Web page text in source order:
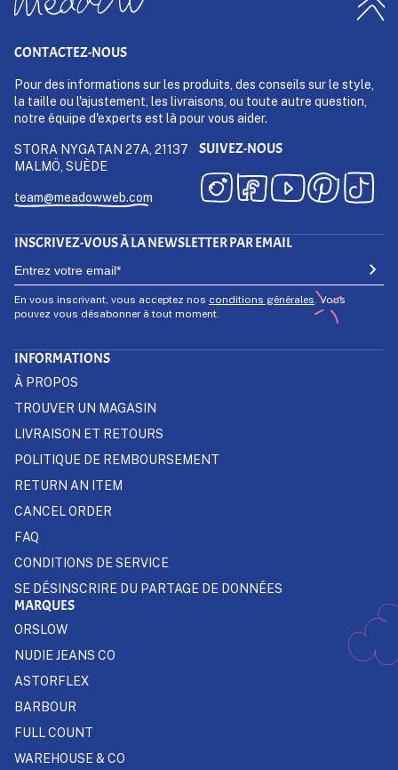
CONTACTEZ-NOUS
Pour des informations sur les produits, des conseils sur le style,
la taille ou l'ajustement, les livraisons, ou toute autre question,
notre équipe d'experts est là pour vous aider.
STORA NYGATAN 27A, 21137
MALMÖ, SUÈDE
team@meadowweb.com
SUIVEZ-NOUS
INSCRIVEZ-VOUS À LA NEWSLETTER PAR EMAIL
En vous inscrivant, vous acceptez nos conditions générales . Vous
pouvez vous désabonner à tout moment.
INFORMATIONS
À PROPOS
TROUVER UN MAGASIN
LIVRAISON ET RETOURS
POLITIQUE DE REMBOURSEMENT
RETURN AN ITEM
CANCEL ORDER
FAQ
CONDITIONS DE SERVICE
SE DÉSINSCRIRE DU PARTAGE DE DONNÉES
MARQUES
ORSLOW
NUDIE JEANS CO
ASTORFLEX
BARBOUR
FULL COUNT
WAREHOUSE & CO